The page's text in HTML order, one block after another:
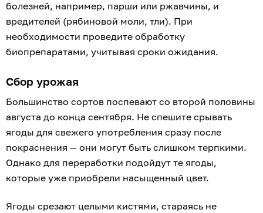
болезней, например, парши или ржавчины, и
вредителей (рябиновой моли, тли). При
необходимости проведите обработку
биопрепаратами, учитывая сроки ожидания.
Сбор урожая
Большинство сортов поспевают со второй половины
августа до конца сентября. Не спешите срывать
ягоды для свежего употребления сразу после
покраснения — они могут быть слишком терпкими.
Однако для переработки подойдут те ягоды,
которые уже приобрели насыщенный цвет.
Ягоды срезают целыми кистями, стараясь не